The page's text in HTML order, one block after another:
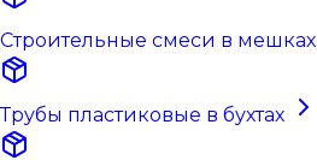
Строительные смеси в мешках
Трубы пластиковые в бухтах